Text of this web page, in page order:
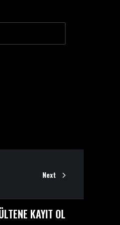
Next
KAYIT OL